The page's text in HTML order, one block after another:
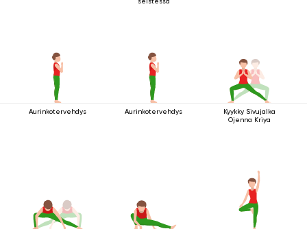
Aurinkotervehdys Aurinkotervehdys
Kyykky Sivujalka
Ojenna Kriya